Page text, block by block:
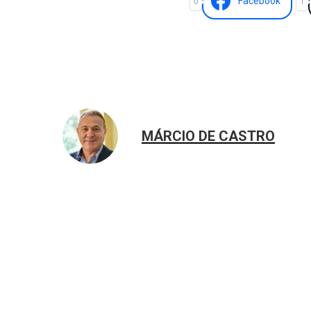
MÁRCIO DE CASTRO